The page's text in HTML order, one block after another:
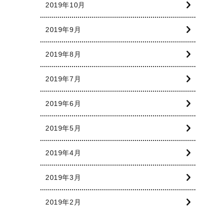
2019年10月
2019年9月
2019年8月
2019年7月
2019年6月
2019年5月
2019年4月
2019年3月
2019年2月